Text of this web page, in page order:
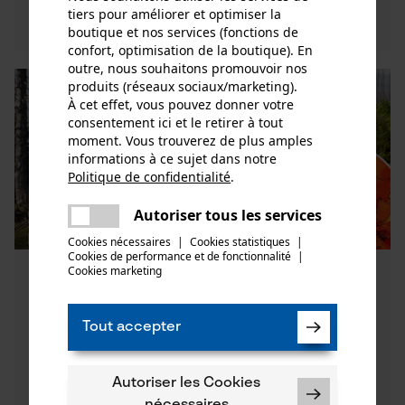
Découvrez maintenant
5 faits relatifs au dépérissement des
pouvons-nous faire à ce sujet ?
Les forêts européennes n’ont jamais été aussi
plus importants concernant le dépérissement
tiers pour améliorer et optimiser la
boutique et nos services (fonctions de
confort, optimisation de la boutique). En
outre, nous souhaitons promouvoir nos
produits (réseaux sociaux/marketing).
À cet effet, vous pouvez donner votre
consentement ici et le retirer à tout
moment. Vous trouverez de plus amples
informations à ce sujet dans notre
Politique de confidentialité.
Autoriser tous les services
Cookies nécessaires | Cookies statistiques |
Cookies de performance et de fonctionnalité |
Cookies marketing
Tout accepter
Autoriser les Cookies
Une erreur s'est produite. Veuillez
essayer encore.
partager
partager
mail